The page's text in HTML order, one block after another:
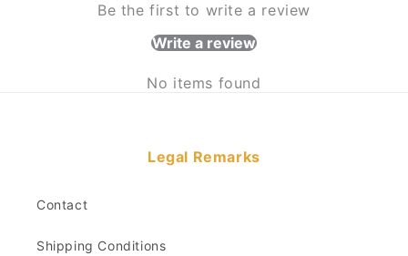
Be the first to write a review
Write a review
No items found
Legal Remarks
Contact
Shipping Conditions